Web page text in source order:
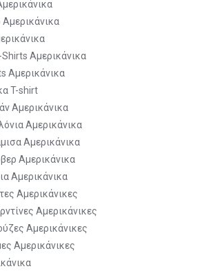
Shirts Αμερικάνικα
Αμερικάνικα
T-shirt
Αμερικάνικα
Αμερικάνικα
Αμερικάνικα
Αμερικάνικα
Αμερικάνικα
Αμερικάνικες
Αμερικάνικες
Αμερικάνικες
Αμερικάνικες